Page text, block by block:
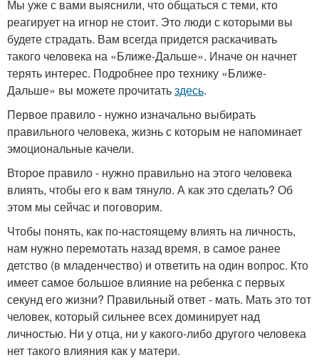
Мы уже с вами выяснили, что общаться с теми, кто
реагирует на игнор не стоит. Это люди с которыми вы
будете страдать. Вам всегда придется раскачивать
такого человека на «Ближе-Дальше». Иначе он начнет
терять интерес. Подробнее про технику «Ближе-
Дальше» вы можете прочитатьздесь.
Первое правило - нужно изначально выбирать
правильного человека, жизнь с которым не напоминает
эмоциональные качели.
Второе правило - нужно правильно на этого человека
влиять, чтобы его к вам тянуло. А как это сделать? Об
этом мы сейчас и поговорим.
Чтобы понять, как по-настоящему влиять на личность,
нам нужно перемотать назад время, в самое ранее
детство (в младенчество) и ответить на один вопрос. Кто
имеет самое большое влияние на ребенка с первых
секунд его жизни? Правильный ответ - мать. Мать это тот
человек, который сильнее всех доминирует над
личностью. Ни у отца, ни у какого-либо другого человека
нет такого влияния как у матери.